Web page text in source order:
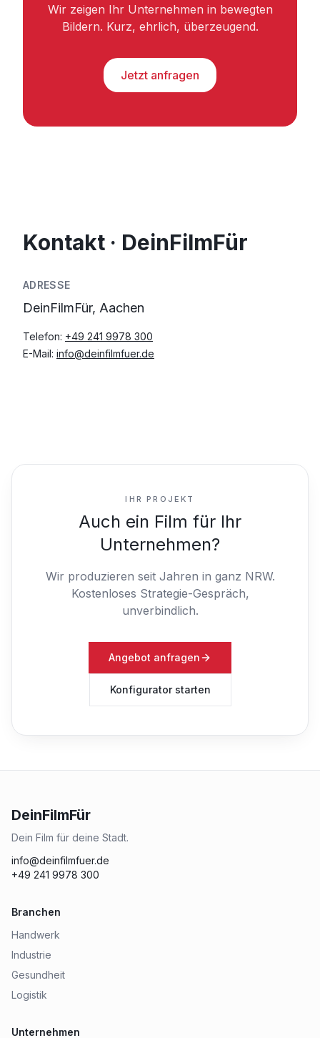
Wir zeigen Ihr Unternehmen in bewegten
Bildern. Kurz, ehrlich, überzeugend.
Jetzt anfragen
Kontakt · DeinFilmFür
ADRESSE
DeinFilmFür, Aachen
Telefon: +49 241 9978 300
E-Mail: info@deinfilmfuer.de
IHR PROJEKT
Auch ein Film für Ihr
Unternehmen?
Wir produzieren seit Jahren in ganz NRW.
Kostenloses Strategie-Gespräch,
unverbindlich.
Angebot anfragen
Konfigurator starten
DeinFilmFür
Dein Film für deine Stadt.
info@deinfilmfuer.de
+49 241 9978 300
Branchen
Handwerk
Industrie
Gesundheit
Logistik
Unternehmen